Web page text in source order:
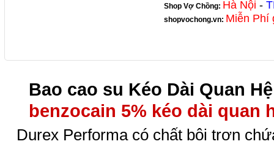
Shop Vợ Chồng: Hà Nội -
shopvochong.vn: Miễn Phí
Bao cao su Kéo Dài Quan Hệ
benzocain 5% kéo dài quan
Durex Performa có chất bôi trơn